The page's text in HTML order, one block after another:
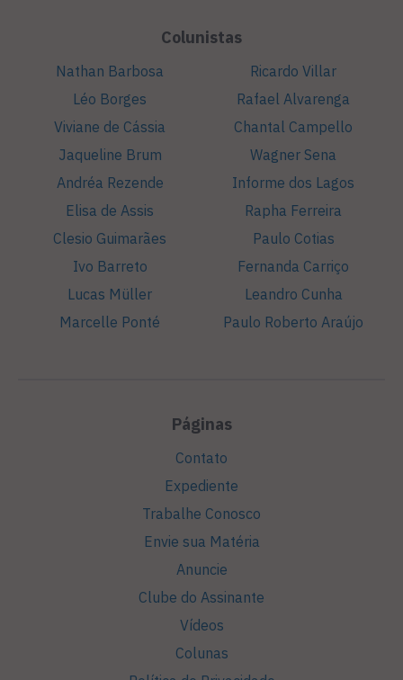
Colunistas
Nathan Barbosa
Léo Borges
Viviane de Cássia
Jaqueline Brum
Andréa Rezende
Elisa de Assis
Clesio Guimarães
Ivo Barreto
Lucas Müller
Marcelle Ponté
Ricardo Villar
Rafael Alvarenga
Chantal Campello
Wagner Sena
Informe dos Lagos
Rapha Ferreira
Paulo Cotias
Fernanda Carriço
Leandro Cunha
Paulo Roberto Araújo
Páginas
Contato
Expediente
Trabalhe Conosco
Envie sua Matéria
Anuncie
Clube do Assinante
Vídeos
Colunas